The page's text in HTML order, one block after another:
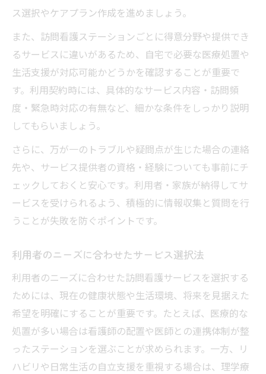
ス選択やケアプラン作成を進めましょう。
また、訪問看護ステーションごとに得意分野や提供でき
るサービスに違いがあるため、自宅で必要な医療処置や
生活支援が対応可能かどうかを確認することが重要で
す。利用契約時には、具体的なサービス内容・訪問頻
度・緊急時対応の有無など、細かな条件をしっかり説明
してもらいましょう。
さらに、万が一のトラブルや疑問点が生じた場合の連絡
先や、サービス提供者の資格・経験についても事前にチ
ェックしておくと安心です。利用者・家族が納得してサ
ービスを受けられるよう、積極的に情報収集と質問を行
うことが失敗を防ぐポイントです。
利用者のニーズに合わせたサービス選択法
利用者のニーズに合わせた訪問看護サービスを選択する
ためには、現在の健康状態や生活環境、将来を見据えた
希望を明確にすることが重要です。たとえば、医療的な
処置が多い場合は看護師の配置や医師との連携体制が整
ったステーションを選ぶことが求められます。一方、リ
ハビリや日常生活の自立支援を重視する場合は、理学療